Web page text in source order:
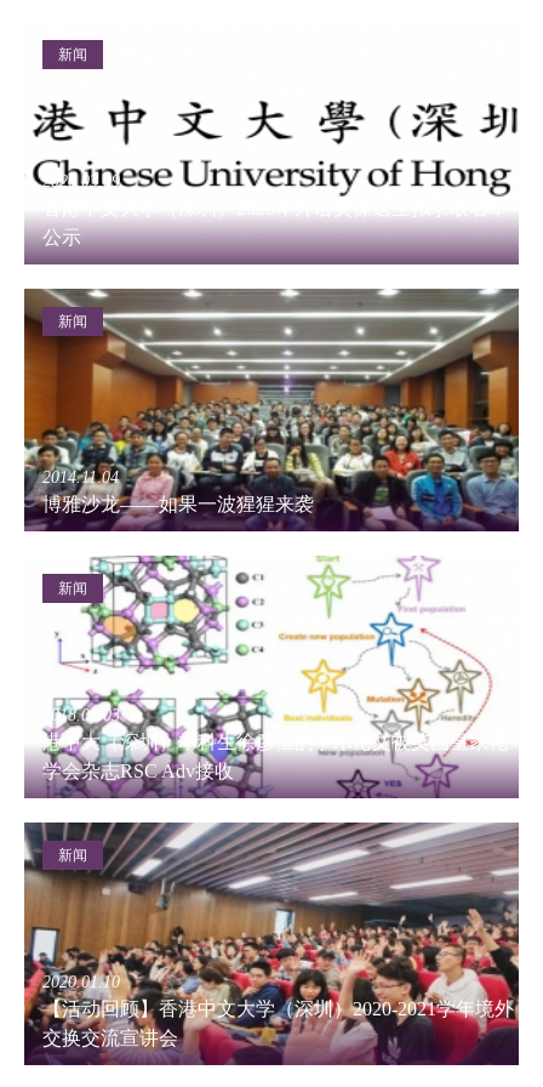
新闻
2020.03.09
公示
新闻
2014.11.04
博雅沙龙——如果一波猩猩来袭
新闻
2018.01.03
港中大（深圳）本科生徐彦恒的学术论文被英国皇家化
学会杂志RSC Adv接收
新闻
2020.01.10
【活动回顾】香港中文大学（深圳）2020-2021学年境外
交换交流宣讲会